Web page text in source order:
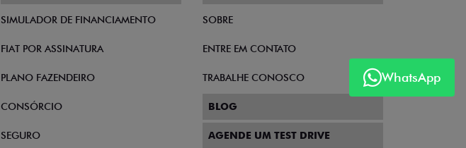
WhatsApp
SIMULADOR DE FINANCIAMENTO
FIAT POR ASSINATURA
PLANO FAZENDEIRO
CONSÓRCIO
SEGURO
SOBRE
ENTRE EM CONTATO
TRABALHE CONOSCO
BLOG
AGENDE UM TEST DRIVE